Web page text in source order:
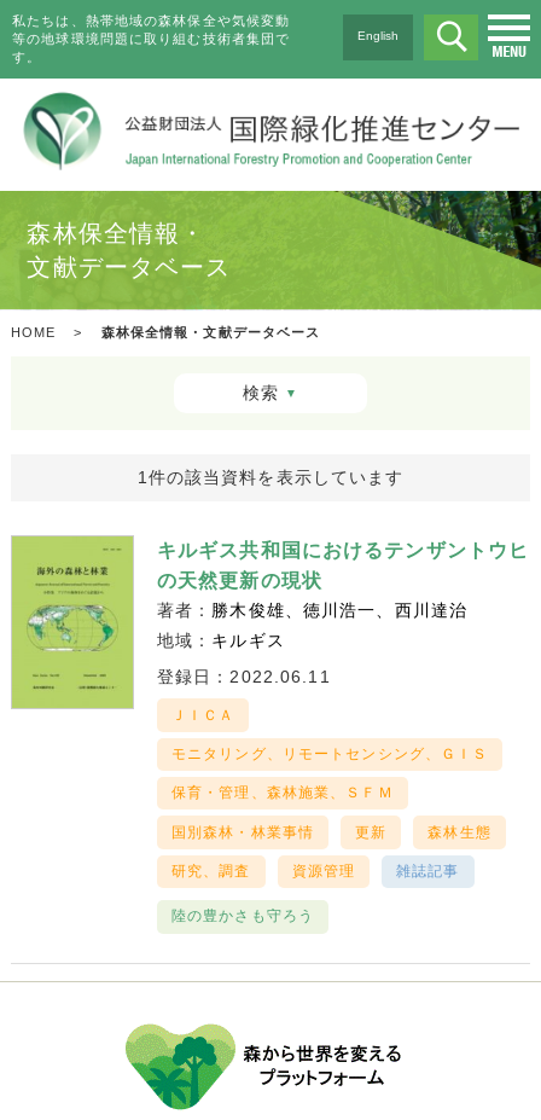
私たちは、熱帯地域の森林保全や気候変動
等の地球環境問題に取り組む技術者集団で
す。
English
森林保全情報・
文献データベース
HOME > 森林保全情報・文献データベース
検索 ▼
1件の該当資料を表示しています
キルギス共和国におけるテンザントウヒ
の天然更新の現状
著者： 勝木俊雄 徳川浩一
西川達治
地域： キルギス
登録日：2022.06.11
ＪＩＣＡ
モニタリング、リモートセンシング、ＧＩＳ
保育・管理、森林施業、ＳＦＭ
国別森林・林業事情 更新 森林生態
研究、調査 資源管理 雑誌記事
陸の豊かさも守ろう